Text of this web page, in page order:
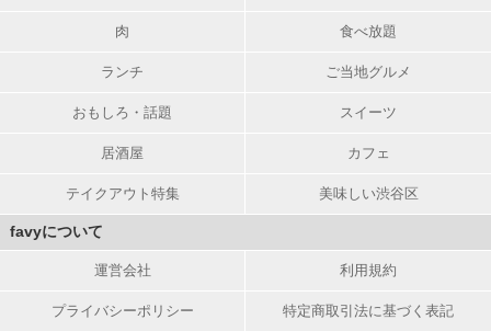
肉 食べ放題
ランチ ご当地グルメ
おもしろ・話題 スイーツ
居酒屋 カフェ
テイクアウト特集 美味しい渋谷区
favyについて
運営会社 利用規約
プライバシーポリシー 特定商取引法に基づく表記